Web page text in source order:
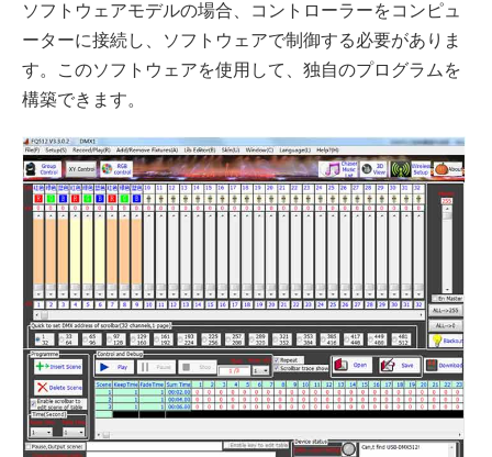
ソフトウェアモデルの場合、コントローラーをコンピュ
ーターに接続し、ソフトウェアで制御する必要がありま
す。このソフトウェアを使用して、独自のプログラムを
構築できます。